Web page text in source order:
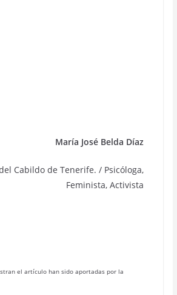
María José Belda Díaz
Cabildo de Tenerife. / Psicóloga,
Feminista, Activista
el artículo han sido aportadas por la